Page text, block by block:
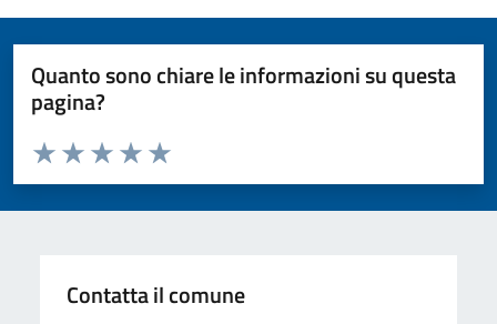
Quanto sono chiare le informazioni su questa
pagina?
Valuta da 1 a 5 stelle la pagina
Valuta 5 stelle su 5
Valuta 4 stelle su 5
Valuta 3 stelle su 5
Valuta 2 stelle su 5
Valuta 1 stelle su 5
Contatta il comune